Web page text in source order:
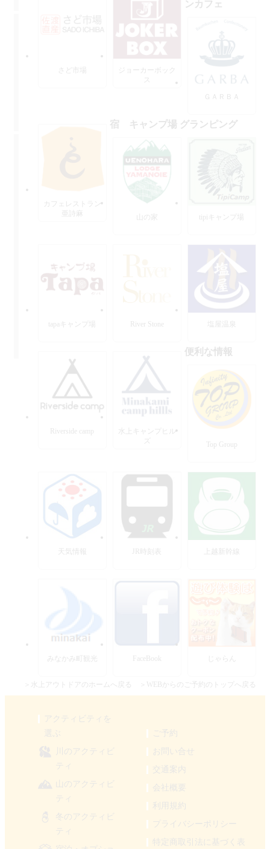
さど市場
ジョーカーボック
ス
ンカフェ
ＧＡＲＢＡ
カフェレストラン
亜詩麻
宿 キャンプ場 グランピング
山の家 tipiキャンプ場
tapaキャンプ場 River Stone 塩屋温泉
Riverside camp
水上キャンプヒル
便利な情報
Top Group
天気情報 JR時刻表
みなかみ町観光 FaceBook じゃらん
＞水上アウトドアのホームへ戻る ＞WEBからのご予約のトップへ戻る
アクティビティを
川のアクティビ
ティ
山のアクティビ
ティ
冬のアクティビ
ティ
ご予約
お問い合せ
交通案内
会社概要
利用規約
プライバシーポリシー
特定商取引法に基づく表